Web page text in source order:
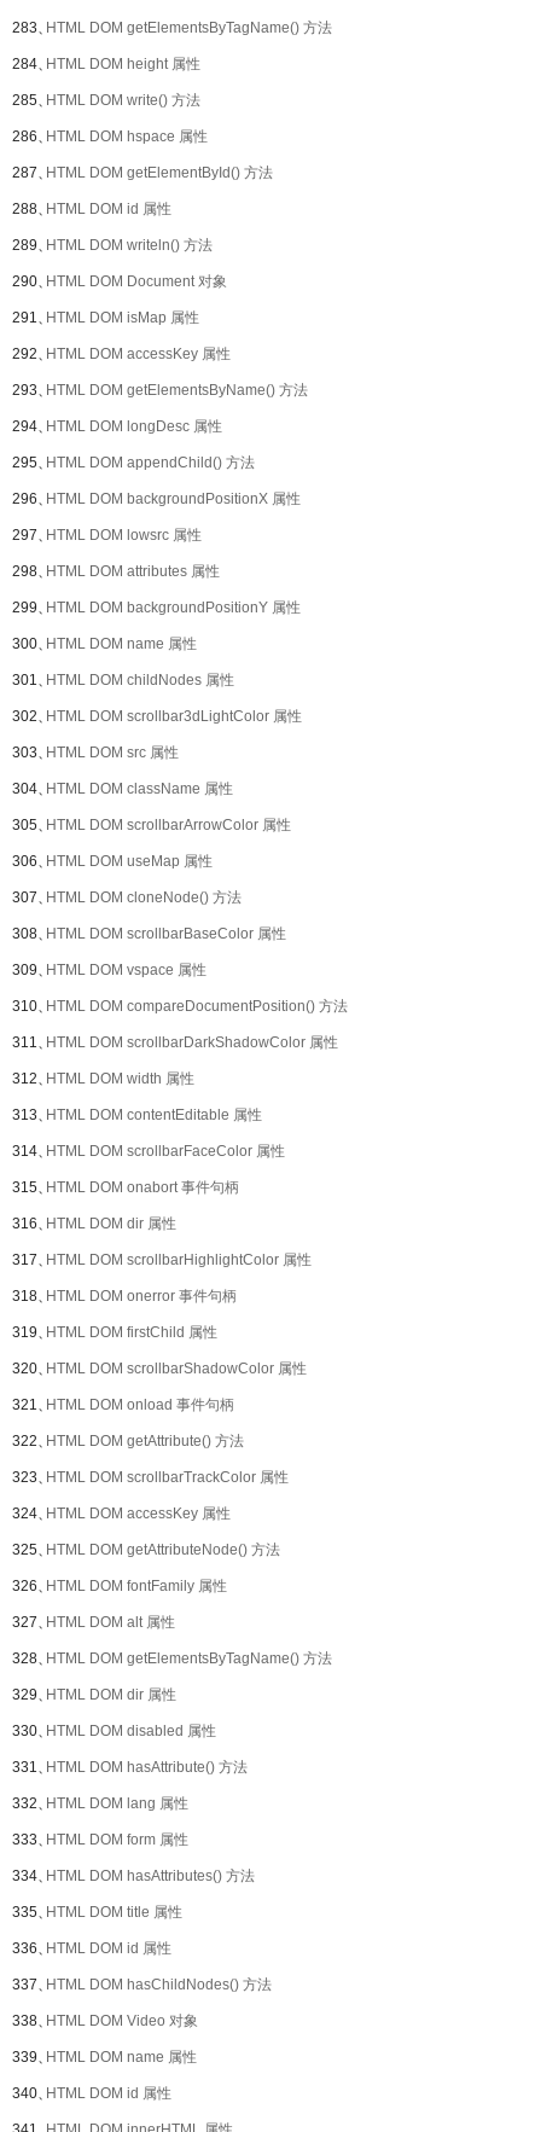
283、HTML DOM getElementsByTagName() 方法
284、HTML DOM height 属性
285、HTML DOM write() 方法
286、HTML DOM hspace 属性
287、HTML DOM getElementById() 方法
288、HTML DOM id 属性
289、HTML DOM writeln() 方法
290、HTML DOM Document 对象
291、HTML DOM isMap 属性
292、HTML DOM accessKey 属性
293、HTML DOM getElementsByName() 方法
294、HTML DOM longDesc 属性
295、HTML DOM appendChild() 方法
296、HTML DOM backgroundPositionX 属性
297、HTML DOM lowsrc 属性
298、HTML DOM attributes 属性
299、HTML DOM backgroundPositionY 属性
300、HTML DOM name 属性
301、HTML DOM childNodes 属性
302、HTML DOM scrollbar3dLightColor 属性
303、HTML DOM src 属性
304、HTML DOM className 属性
305、HTML DOM scrollbarArrowColor 属性
306、HTML DOM useMap 属性
307、HTML DOM cloneNode() 方法
308、HTML DOM scrollbarBaseColor 属性
309、HTML DOM vspace 属性
310、HTML DOM compareDocumentPosition() 方法
311、HTML DOM scrollbarDarkShadowColor 属性
312、HTML DOM width 属性
313、HTML DOM contentEditable 属性
314、HTML DOM scrollbarFaceColor 属性
315、HTML DOM onabort 事件句柄
316、HTML DOM dir 属性
317、HTML DOM scrollbarHighlightColor 属性
318、HTML DOM onerror 事件句柄
319、HTML DOM firstChild 属性
320、HTML DOM scrollbarShadowColor 属性
321、HTML DOM onload 事件句柄
322、HTML DOM getAttribute() 方法
323、HTML DOM scrollbarTrackColor 属性
324、HTML DOM accessKey 属性
325、HTML DOM getAttributeNode() 方法
326、HTML DOM fontFamily 属性
327、HTML DOM alt 属性
328、HTML DOM getElementsByTagName() 方法
329、HTML DOM dir 属性
330、HTML DOM disabled 属性
331、HTML DOM hasAttribute() 方法
332、HTML DOM lang 属性
333、HTML DOM form 属性
334、HTML DOM hasAttributes() 方法
335、HTML DOM title 属性
336、HTML DOM id 属性
337、HTML DOM hasChildNodes() 方法
338、HTML DOM Video 对象
339、HTML DOM name 属性
340、HTML DOM id 属性